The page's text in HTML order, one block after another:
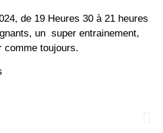
de 19 Heures 30 à 21 heures
un super entrainement,
comme toujours.